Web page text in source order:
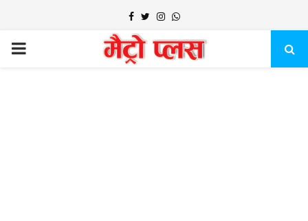
Facebook
TwitterInstagram
Whatsapp
PRIMARY